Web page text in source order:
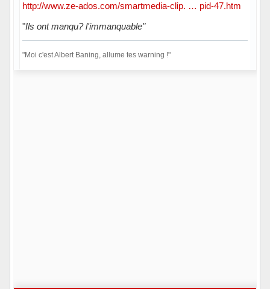
http://www.ze-ados.com/smartmedia-clip. … pid-47.htm
"Ils ont manqu? l'immanquable"
"Moi c'est Albert Baning, allume tes warning !"